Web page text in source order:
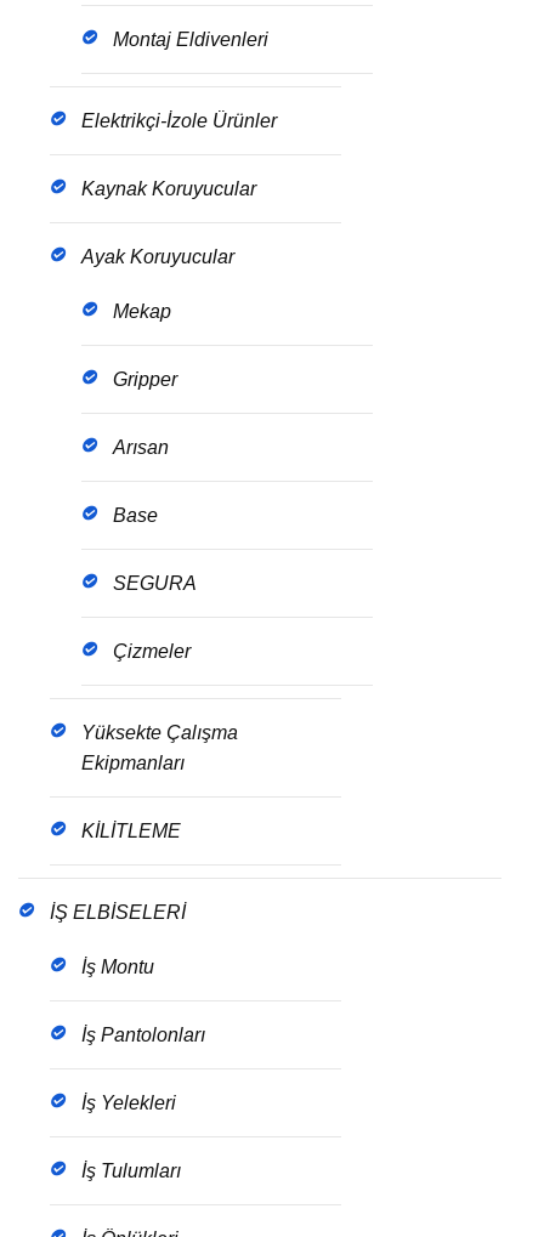
Montaj Eldivenleri
Elektrikçi-İzole Ürünler
Kaynak Koruyucular
Ayak Koruyucular
Mekap
Gripper
Arısan
Base
SEGURA
Çizmeler
Yüksekte Çalışma
Ekipmanları
KİLİTLEME
İŞ ELBİSELERİ
İş Montu
İş Pantolonları
İş Yelekleri
İş Tulumları